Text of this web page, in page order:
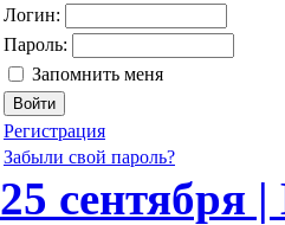
Логин:
Пароль:
Запомнить меня
Регистрация
Забыли свой пароль?
25 сентября